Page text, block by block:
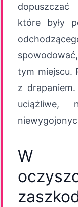
które były
tym miejscu.
z
uciążliwe,
W